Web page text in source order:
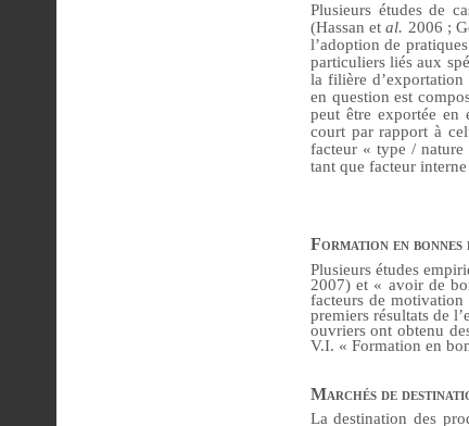
Plusieurs études de
(Hassan etal. 2006 ;
l’adoption de
particuliers liés aux
la filière d’exportation
en question est
peut être exportée en
court par rapport à
facteur « type /
tant que facteur
Formation en bonnes
Plusieurs études
2007) et « avoir de
facteurs de
premiers résultats de
ouvriers ont obtenu
V.I. « Formation en
Marchés de
La destination des